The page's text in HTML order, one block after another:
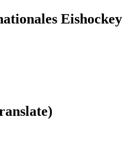
Eishockey